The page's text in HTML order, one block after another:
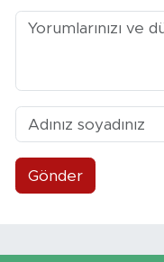
Gönder